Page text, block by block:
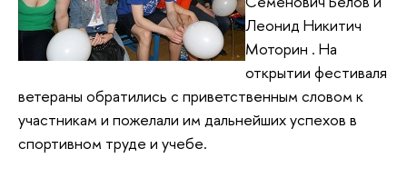
Леонид Никитич
Моторин . На
открытии фестиваля
ветераны обратились с приветственным словом к
участникам и пожелали им дальнейших успехов в
спортивном труде и учебе.